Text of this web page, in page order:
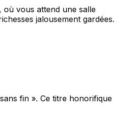
, où vous attend une salle
jalousement gardées.
fin ». Ce titre honorifique